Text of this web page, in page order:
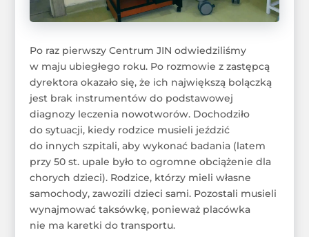
Po raz pierwszy Centrum JIN odwiedziliśmy
w maju ubiegłego roku. Po rozmowie z zastępcą
dyrektora okazało się, że ich największą bolączką
jest brak instrumentów do podstawowej
diagnozy leczenia nowotworów. Dochodziło
do sytuacji, kiedy rodzice musieli jeździć
do innych szpitali, aby wykonać badania (latem
przy 50 st. upale było to ogromne obciążenie dla
chorych dzieci). Rodzice, którzy mieli własne
samochody, zawozili dzieci sami. Pozostali musieli
wynajmować taksówkę, ponieważ placówka
nie ma karetki do transportu.